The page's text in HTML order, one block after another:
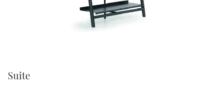
Suite